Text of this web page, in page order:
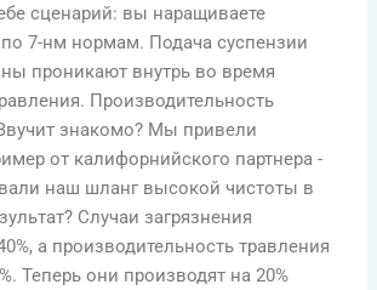
сценарий: вы наращиваете
7-нм нормам. Подача суспензии
проникают внутрь во время
Производительность
знакомо? Мы привели
от калифорнийского партнера -
наш шланг высокой чистоты в
Случаи загрязнения
а производительность травления
Теперь они производят на 20%